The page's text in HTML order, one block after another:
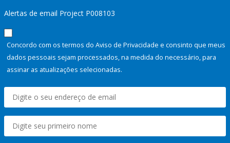
Alertas de email Project P008103
Concordo com os termos do Aviso de Privacidade e consinto que meus
dados pessoais sejam processados, na medida do necessário, para
assinar as atualizações selecionadas.